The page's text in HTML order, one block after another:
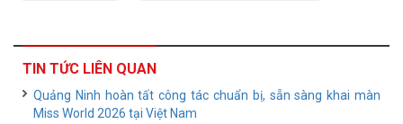
TIN TỨC LIÊN QUAN
Quảng Ninh hoàn tất công tác chuẩn bị, sẵn sàng khai màn
Miss World 2026 tại Việt Nam